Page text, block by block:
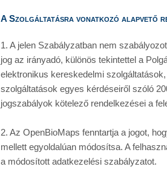
A Szolgáltatásra vonatkozó alapvető
1. A jelen Szabályzatban nem
jog az irányadó, különös tekintettel a
elektronikus kereskedelmi
szolgáltatások egyes kérdéseiről szóló
jogszabályok kötelező rendelkezései a
2. Az OpenBioMaps fenntartja a jogot,
mellett egyoldalúan módosítsa. A
a módosított adatkezelési szabályzatot.